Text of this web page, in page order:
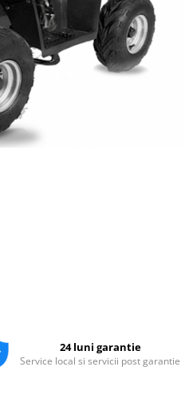
24 luni garantie
Service local si servicii post garantie